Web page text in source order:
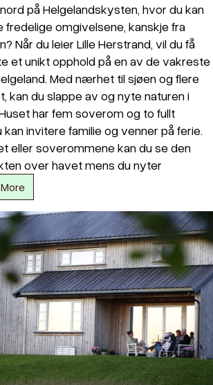
på Helgelandskysten, hvor du kan
fredelige omgivelsene, kanskje fra
Når du leier Lille Herstrand, vil du få
et unikt opphold på en av de vakreste
Med nærhet til sjøen og flere
kan du slappe av og nyte naturen i
har fem soverom og to fullt
invitere familie og venner på ferie.
eller soverommene kan du se den
over havet mens du nyter